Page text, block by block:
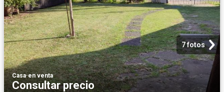
7 fotos
Casa·en venta
Consultar precio